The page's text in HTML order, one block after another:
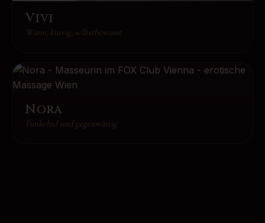
Vivi
Warm, kurvig, selbstbewusst
Nora
Funkelnd und gegenwärtig